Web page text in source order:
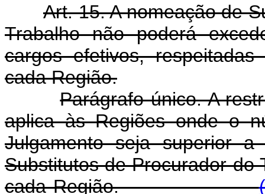
Art. 15. A nomeação de
Trabalho não poderá
cargos efetivos,
cada Região.
Parágrafo único. A
aplica às Regiões onde o
Julgamento seja superior
Substitutos de Procurador do
cada Região.